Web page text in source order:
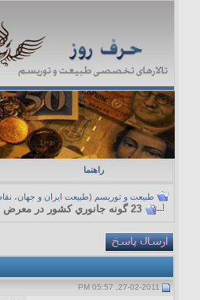
راهنما
طبیعت و توریسم (طبیعت ایران و جهان،
23 گونه جانوري کشور در معرض بحران و نابودي
27-02-2011, 05:57 PM